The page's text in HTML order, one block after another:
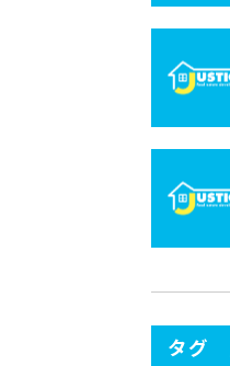
タグ